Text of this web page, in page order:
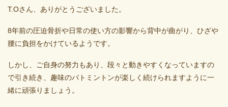
T.Oさん、ありがとうございました。
8年前の圧迫骨折や日常の使い方の影響から背中が曲がり、ひざや
腰に負担をかけているようです。
しかし、ご自身の努力もあり、段々と動きやすくなっていますの
で引き続き、趣味のバトミントンが楽しく続けられますように一
緒に頑張りましょう。